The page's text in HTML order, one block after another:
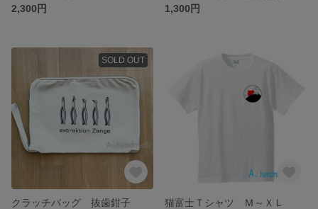
2,300円
1,300円
SOLD OUT
クラッチバッグ 抜歯鉗子
猫富士Ｔシャツ Ｍ～ＸＬ